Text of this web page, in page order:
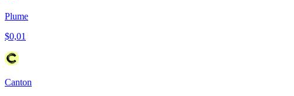
Plume
$0,01
Canton